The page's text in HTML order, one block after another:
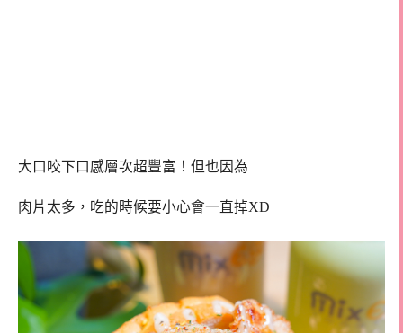
大口咬下口感層次超豐富！但也因為
肉片太多，吃的時候要小心會一直掉XD